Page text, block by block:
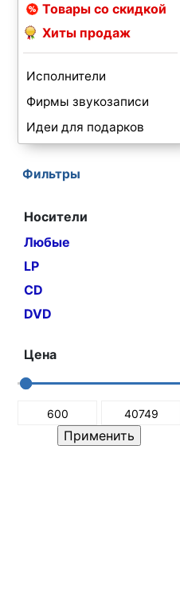
Товары со скидкой
Хиты продаж
Исполнители
Фирмы звукозаписи
Идеи для подарков
Фильтры
Носители
Любые
LP
CD
DVD
Цена